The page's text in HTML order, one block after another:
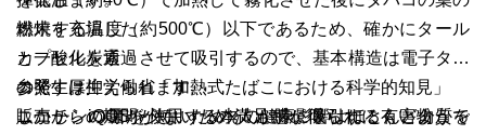
燃焼する温度（約500℃）以下であるため、確かにタール
と一酸化炭素
の発生は抑えられます。
しかし、iQOSを使用する本人が肺に吸引する有害物質を
粉末を充填した
カプセルを通過させて吸引するので、基本構造は電子タバ
コです。
ニコチンの量が少ないため満足感が得られにくいようで
参照：厚生労働省「加熱式たばこにおける科学的知見」
販売からの期間が短いためその健康影響はほとんど分かっ